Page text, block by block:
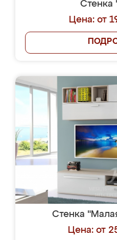
Стенка
Цена: от
Стенка
Цена: от